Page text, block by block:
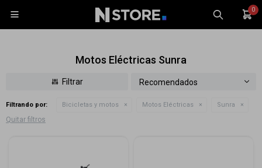
0

Motos Eléctricas Sunra
Recomendados
Filtrando por: Bicicletas y motos Motos Eléctricas Sunra
Quitar filtros